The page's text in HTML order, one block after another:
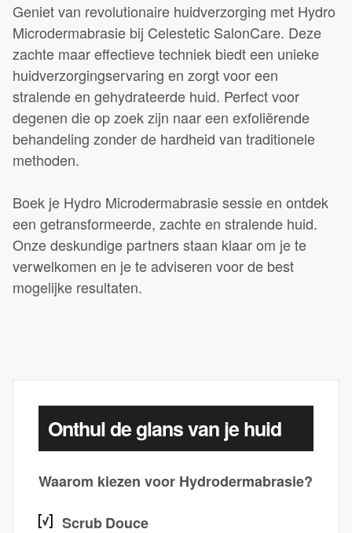
Geniet van revolutionaire huidverzorging met Hydro
Microdermabrasie bij Celestetic SalonCare. Deze
zachte maar effectieve techniek biedt een unieke
huidverzorgingservaring en zorgt voor een
stralende en gehydrateerde huid. Perfect voor
degenen die op zoek zijn naar een exfoliërende
behandeling zonder de hardheid van traditionele
methoden.
Boek je Hydro Microdermabrasie sessie en ontdek
een getransformeerde, zachte en stralende huid.
Onze deskundige partners staan klaar om je te
verwelkomen en je te adviseren voor de best
mogelijke resultaten.
Onthul de glans van je huid
Waarom kiezen voor Hydrodermabrasie?
Scrub Douce